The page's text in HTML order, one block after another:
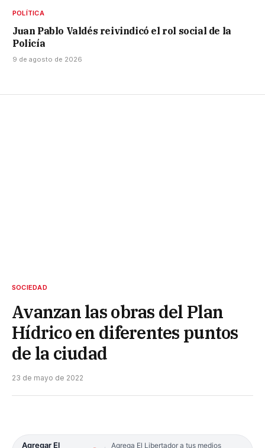
POLÍTICA
Juan Pablo Valdés reivindicó el rol social de la
Policía
9 de agosto de 2026
SOCIEDAD
Avanzan las obras del Plan
Hídrico en diferentes puntos
de la ciudad
23 de mayo de 2022
Agregar El
Agrega El Libertador a tus medios